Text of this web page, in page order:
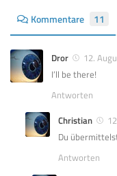
Kommentare 11
Dror
12.
I’ll be there!
Antworten
Christian
Du
Antworten